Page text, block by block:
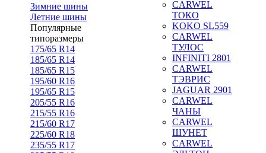
Зимние шины
Летние шины
Популярные
типоразмеры
175/65 R14
185/65 R14
185/65 R15
195/60 R16
195/65 R15
205/55 R16
215/55 R16
215/60 R17
225/60 R18
235/55 R17
CARWEL
ТОКО
KOKO SL559
CARWEL
ТУЛОС
INFINITI 2801
CARWEL
ТЭВРИС
JAGUAR 2901
CARWEL
ЧАНЫ
CARWEL
ШУНЕТ
CARWEL